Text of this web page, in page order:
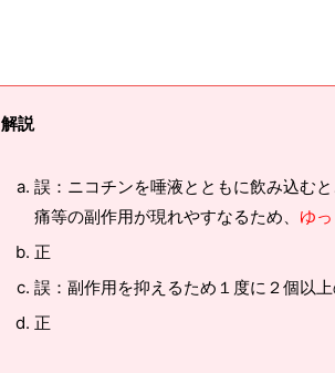
解説
誤：ニコチンを唾液とともに飲み込む
痛等の副作用が現れやすなるため、 ゆ
正
誤：副作用を抑えるため１度に２個以
正